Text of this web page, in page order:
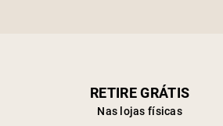
RETIRE GRÁTIS
Nas lojas físicas